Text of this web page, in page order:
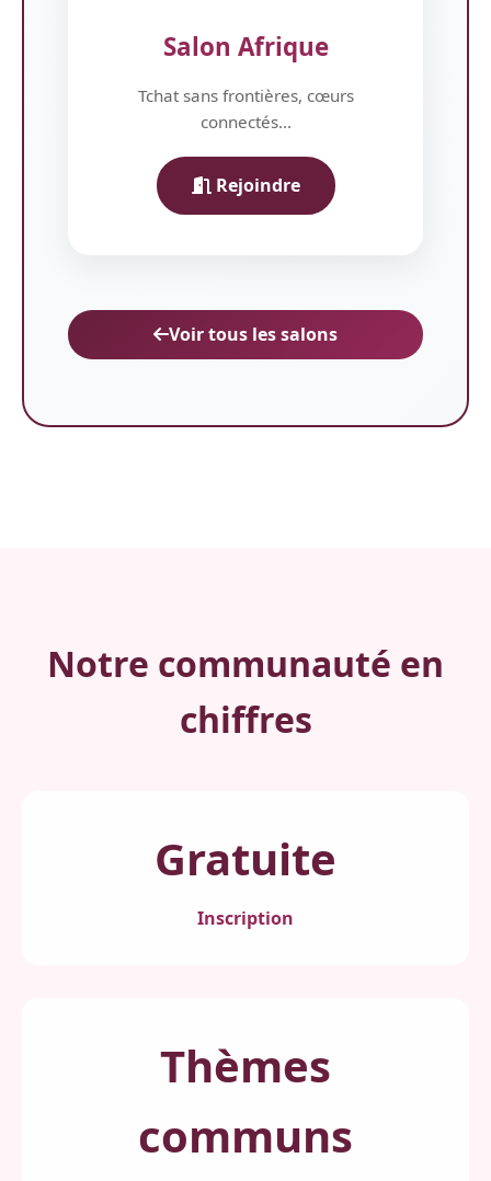
Salon Afrique
Tchat sans frontières, cœurs
connectés...
Rejoindre
Voir tous les salons
Notre communauté en
chiffres
Gratuite
Inscription
Thèmes
communs